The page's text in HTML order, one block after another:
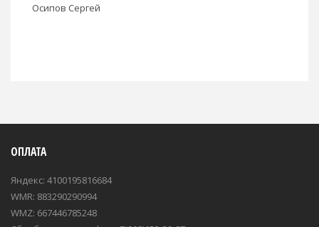
Осипов Сергей
ОПЛАТА
Яндекс: 4100195816684
WMR: 883290290994
WMZ: 667446785248